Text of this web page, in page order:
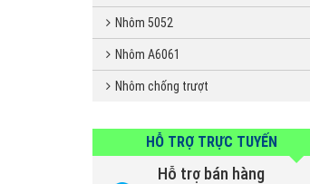
Nhôm 5052
Nhôm A6061
Nhôm chống trượt
HỖ TRỢ TRỰC TUYẾN
Hỗ trợ bán hàng